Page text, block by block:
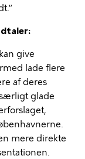
give
lade flere
af deres
glade
mere direkte